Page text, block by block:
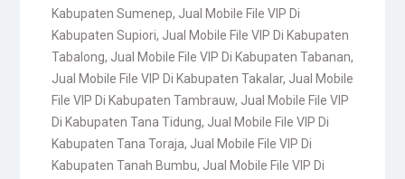
Kabupaten Sumenep, Jual Mobile File VIP Di
Kabupaten Supiori, Jual Mobile File VIP Di Kabupaten
Tabalong, Jual Mobile File VIP Di Kabupaten Tabanan,
Jual Mobile File VIP Di Kabupaten Takalar, Jual Mobile
File VIP Di Kabupaten Tambrauw, Jual Mobile File VIP
Di Kabupaten Tana Tidung, Jual Mobile File VIP Di
Kabupaten Tana Toraja, Jual Mobile File VIP Di
Kabupaten Tanah Bumbu, Jual Mobile File VIP Di